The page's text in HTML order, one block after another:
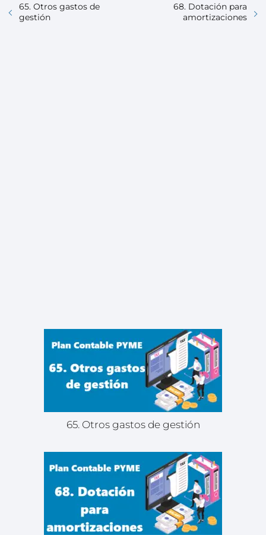
65. Otros gastos de
gestión
68. Dotación para
amortizaciones
65. Otros gastos de gestión